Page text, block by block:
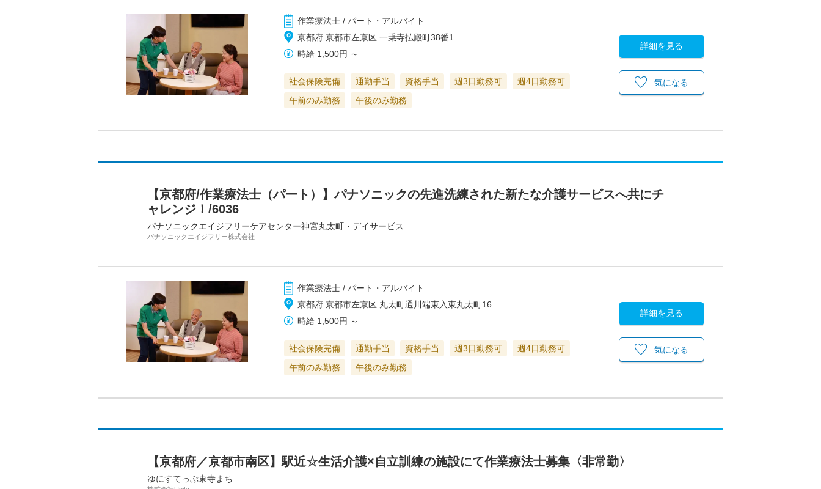
作業療法士 / パート・アルバイト
京都府 京都市左京区 一乗寺払殿町38番1
時給 1,500円 ～
社会保険完備 通勤手当 資格手当 週3日勤務可
週4日勤務可
午前のみ勤務
午後のみ勤務
詳細を見る
気になる
【京都府/作業療法士（パート）】パナソニックの先進洗練された新たな介護サービスへ共にチ
ャレンジ！/6036
パナソニックエイジフリーケアセンター神宮丸太町・デイサービス
パナソニックエイジフリー株式会社
作業療法士 / パート・アルバイト
京都府 京都市左京区 丸太町通川端東入東丸太町16
時給 1,500円 ～
社会保険完備 通勤手当 資格手当 週3日勤務可
週4日勤務可
午前のみ勤務
午後のみ勤務
詳細を見る
気になる
【京都府／京都市南区】駅近☆生活介護×自立訓練の施設にて作業療法士募集〈非常勤〉
ゆにすてっぷ東寺まち